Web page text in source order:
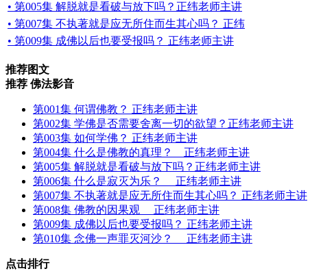
• 第005集 解脱就是看破与放下吗？正纬老师主讲
• 第007集 不执著就是应无所住而生其心吗？ 正纬
• 第009集 成佛以后也要受报吗？ 正纬老师主讲
推荐图文
推荐 佛法影音
第001集 何谓佛教？ 正纬老师主讲
第002集 学佛是否需要舍离一切的欲望？正纬老师主讲
第003集 如何学佛？ 正纬老师主讲
第004集 什么是佛教的真理？ 正纬老师主讲
第005集 解脱就是看破与放下吗？正纬老师主讲
第006集 什么是寂灭为乐？ 正纬老师主讲
第007集 不执著就是应无所住而生其心吗？ 正纬老师主讲
第008集 佛教的因果观 正纬老师主讲
第009集 成佛以后也要受报吗？ 正纬老师主讲
第010集 念佛一声罪灭河沙？ 正纬老师主讲
点击排行